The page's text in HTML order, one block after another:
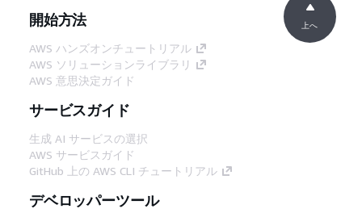
開始方法
AWS ハンズオンチュートリアル
AWS ソリューションライブラリ
AWS 意思決定ガイド
サービスガイド
生成 AI サービスの選択
AWS サービスガイド
GitHub 上の AWS CLI チュートリアル
デベロッパーツール
上へ